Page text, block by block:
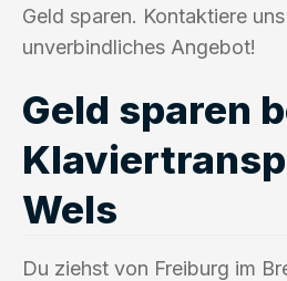
Geld sparen. Kontaktiere
unverbindliches Angebot!
Geld sparen
Wels
Du ziehst von Freiburg im